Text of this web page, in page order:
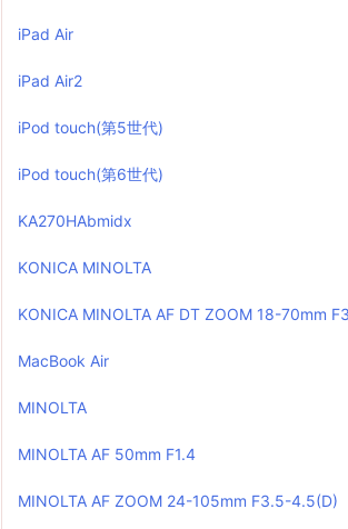
iPad Air
iPad Air2
iPod touch(第5世代)
iPod touch(第6世代)
KA270HAbmidx
KONICA MINOLTA
KONICA MINOLTA AF DT ZOOM 18-70mm
MacBook Air
MINOLTA
MINOLTA AF 50mm F1.4
MINOLTA AF ZOOM 24-105mm F3.5-4.5(D)